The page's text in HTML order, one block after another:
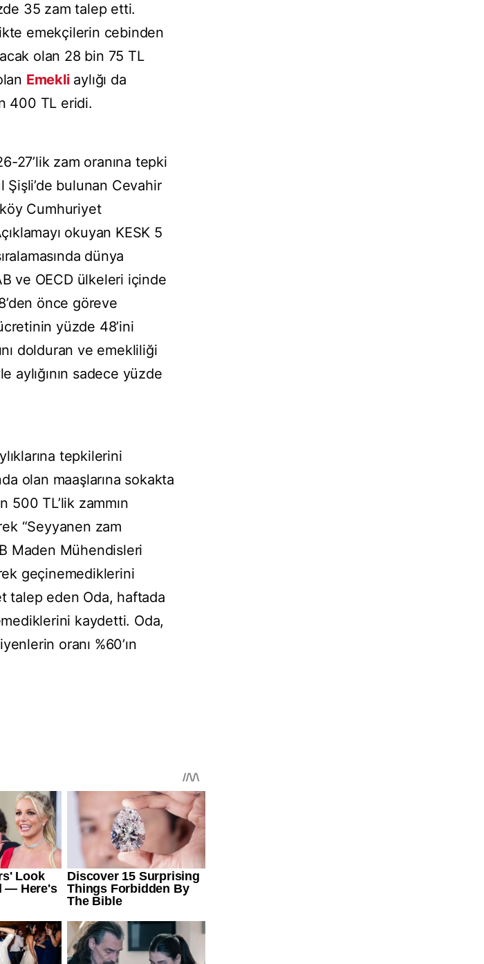
35 zam talep etti.
emekçilerin cebinden
olan 28 bin 75 TL
Emekliaylığı da
400 TL eridi.
27’lik zam oranına tepki
bulunan Cevahir
Cumhuriyet
okuyan KESK 5
dünya
ve OECD ülkeleri içinde
önce göreve
yüzde 48’ini
dolduran ve emekliliği
aylığının sadece yüzde
tepkilerini
olan maaşlarına sokakta
TL’lik zammın
“Seyyanen zam
Maden Mühendisleri
geçinemediklerini
talep eden Oda, haftada
kaydetti. Oda,
oranı %60’ın